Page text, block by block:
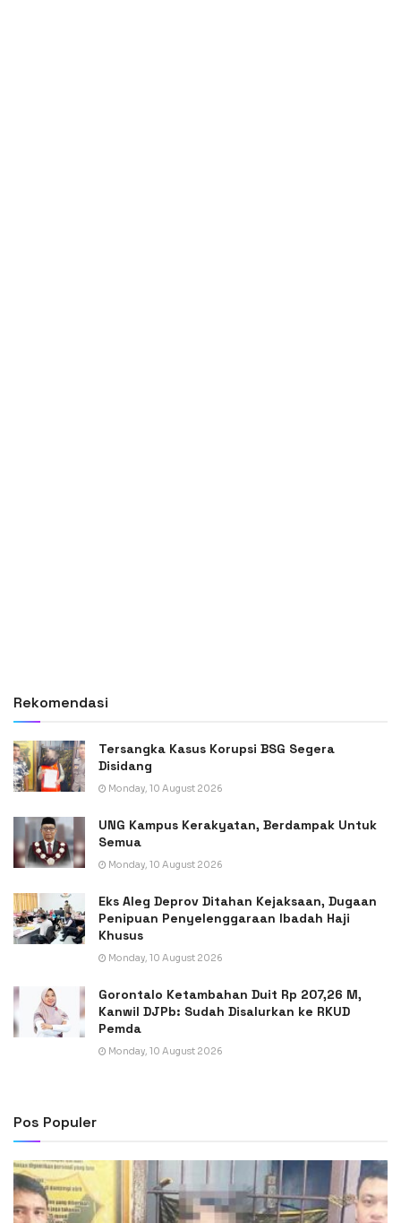
Rekomendasi
Tersangka Kasus Korupsi BSG Segera
Disidang
Monday, 10 August 2026
UNG Kampus Kerakyatan, Berdampak Untuk
Semua
Monday, 10 August 2026
Eks Aleg Deprov Ditahan Kejaksaan, Dugaan
Penipuan Penyelenggaraan Ibadah Haji
Khusus
Monday, 10 August 2026
Gorontalo Ketambahan Duit Rp 207,26 M,
Kanwil DJPb: Sudah Disalurkan ke RKUD
Pemda
Monday, 10 August 2026
Pos Populer